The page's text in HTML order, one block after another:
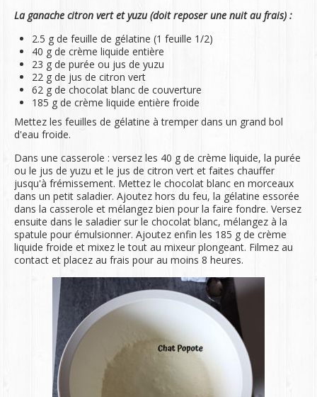
La ganache citron vert et yuzu (doit reposer une nuit au frais) :
2.5 g de feuille de gélatine (1 feuille 1/2)
40 g de crème liquide entière
23 g de purée ou jus de yuzu
22 g de jus de citron vert
62 g de chocolat blanc de couverture
185 g de crème liquide entière froide
Mettez les feuilles de gélatine à tremper dans un grand bol
d'eau froide.
Dans une casserole : versez les 40 g de crème liquide, la purée
ou le jus de yuzu et le jus de citron vert et faites chauffer
jusqu'à frémissement. Mettez le chocolat blanc en morceaux
dans un petit saladier. Ajoutez hors du feu, la gélatine essorée
dans la casserole et mélangez bien pour la faire fondre. Versez
ensuite dans le saladier sur le chocolat blanc, mélangez à la
spatule pour émulsionner. Ajoutez enfin les 185 g de crème
liquide froide et mixez le tout au mixeur plongeant. Filmez au
contact et placez au frais pour au moins 8 heures.